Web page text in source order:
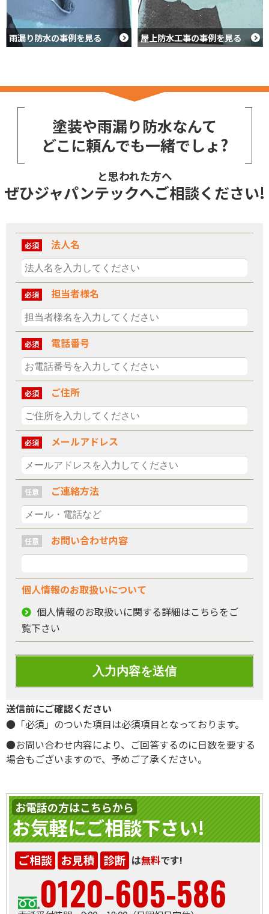
雨漏り防水の事例を見る 屋上防水工事の事例を見る
塗装や雨漏り防水なんて
どこに頼んでも一緒でしょ?
と思われた方へ
ぜひジャパンテックへご相談ください!
法人名
必須
担当者様名
必須
電話番号
必須
ご住所
必須
メールアドレス
必須
ご連絡方法
任意
お問い合わせ内容
任意
個人情報のお取扱いについて
個人情報のお取扱いに関する詳細はこちらをご
覧下さい
送信前にご確認ください
●「必須」のついた項目は必須項目となっております。
●お問い合わせ内容により、ご回答するのに日数を要する
場合もございますので、予めご了承ください。
お電話の方はこちらから
お気軽にご相談下さい!
ご相談 お見積 診断 は無料です!
0120-605-586